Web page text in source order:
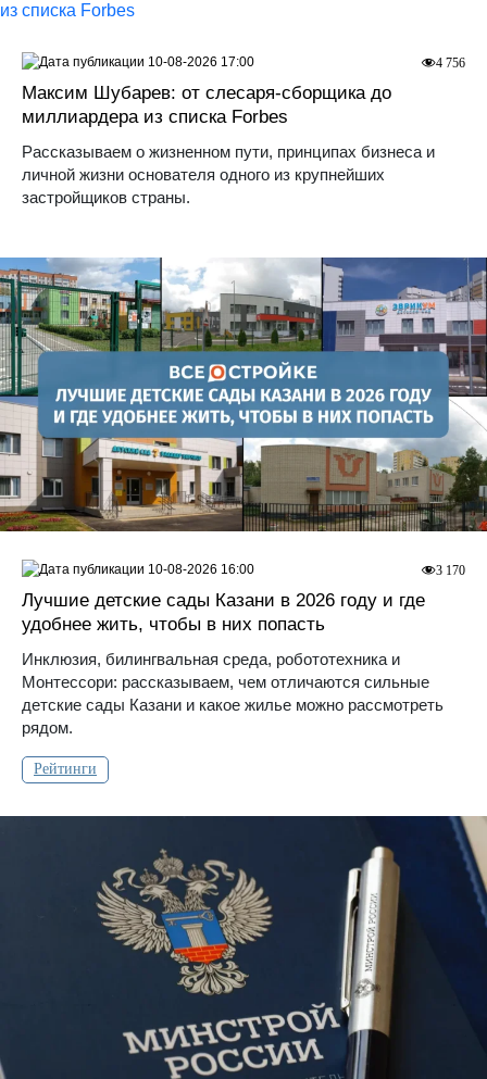
Максим Шубарев: от слесаря-сборщика до
миллиардера из списка Forbes
Рассказываем о жизненном пути, принципах бизнеса и
личной жизни основателя одного из крупнейших
застройщиков страны.
4 756
10-08-2026 17:00
Лучшие детские сады Казани в 2026 году и где
удобнее жить, чтобы в них попасть
Инклюзия, билингвальная среда, робототехника и
Монтессори: рассказываем, чем отличаются сильные
детские сады Казани и какое жилье можно рассмотреть
рядом.
Рейтинги
3 170
10-08-2026 16:00